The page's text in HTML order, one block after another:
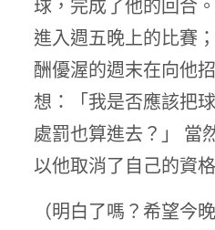
球，完成了他的回合
進入週五晚上的比賽
酬優渥的週末在向他
想：「我是否應該把
處罰也算進去？」 當
以他取消了自己的資格
（明白了嗎？希望今